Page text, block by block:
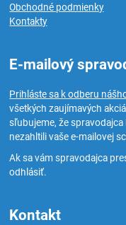
Obchodné podmienky
Kontakty
E-mailový
Prihláste sa k odberu
všetkých zaujímavých
sľubujeme, že
nezahltili vaše e-mailovej
Ak sa vám spravodajca
odhlásiť.
Kontakt